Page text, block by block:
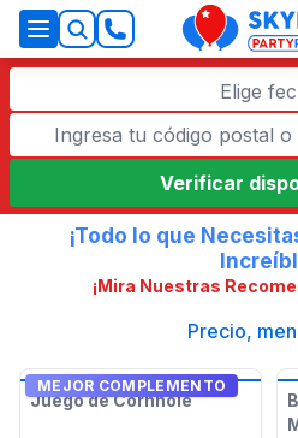
SkyHigh
Elige
Verificar
¡Todo lo que
¡Mira Nuestras
Precio,
MEJOR COMPLEMENTO
Juego de Cornhole